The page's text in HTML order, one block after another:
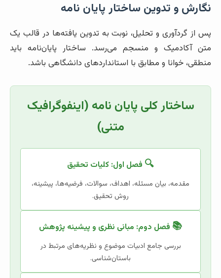
نگارش و تدوین ساختار پایان نامه
پس از گردآوری و تحلیل، نوبت به تدوین یافته‌ها در قالب یک
متن آکادمیک و منسجم می‌رسد. ساختار پایان‌نامه باید
منطقی، خوانا و مطابق با استانداردهای دانشگاهی باشد.
ساختار کلی پایان نامه (اینفوگرافیک
متنی)
🔍 فصل اول: کلیات تحقیق
مقدمه، بیان مسئله، اهداف، سوالات، فرضیه‌ها، پیشینه،
روش تحقیق.
📚 فصل دوم: مبانی نظری و پیشینه پژوهش
بررسی جامع ادبیات موضوع و نظریه‌های مرتبط در
باستان‌شناسی.